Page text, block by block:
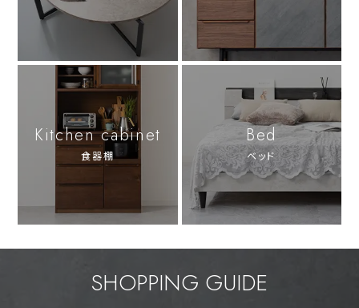
Kitchen cabinet
食器棚
Bed
ベッド
SHOPPING GUIDE